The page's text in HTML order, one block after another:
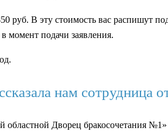
руб. В эту стоимость вас распишут
момент подачи заявления.
нам сотрудница
Дворец бракосочетания